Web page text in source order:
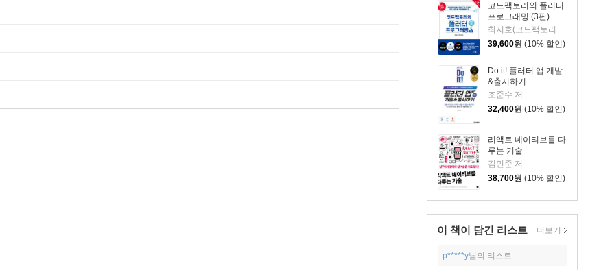
코드팩토리의 플러터
프로그래밍 (3판)
최지호(코드팩토리) 저
39,600원 (10% 할인)
Do it! 플러터 앱 개발
&출시하기
조준수 저
32,400원 (10% 할인)
리액트 네이티브를 다
루는 기술
김민준 저
38,700원 (10% 할인)
이 책이 담긴 리스트 더보기
p*****y님의 리스트